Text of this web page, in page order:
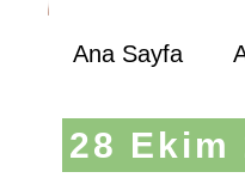
Ana Sayfa
28 Ekim